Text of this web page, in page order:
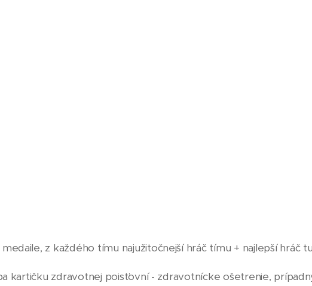
z každého tímu najužitočnejší hráč tímu + najlepší hráč
kartičku zdravotnej poisťovní - zdravotnícke ošetrenie,